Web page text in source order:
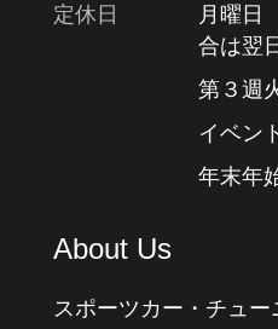
定休日
月曜日
合は翌
第３週
イベン
年末年
About Us
スポーツカー・チュ